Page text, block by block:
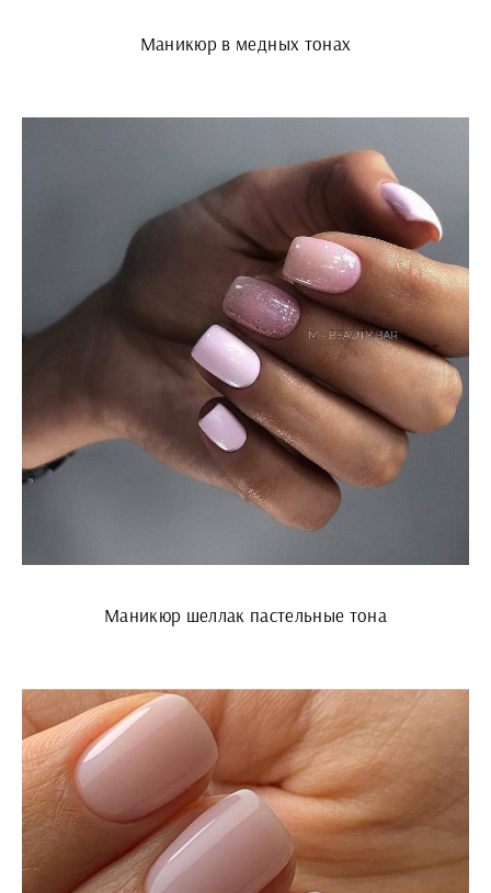
Маникюр в медных тонах
Маникюр шеллак пастельные тона